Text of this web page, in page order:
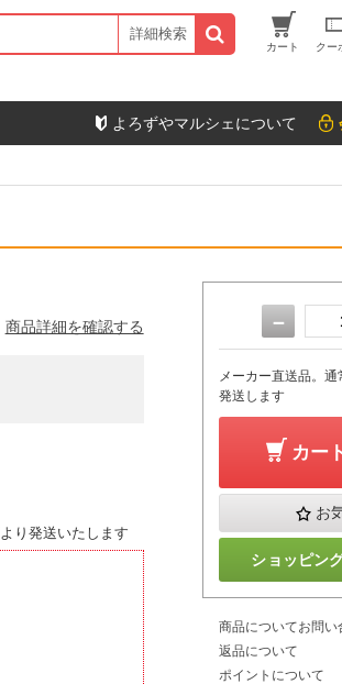
詳細検索
カート クー
よろずやマルシェについて
商品詳細を確認する
り発送いたします
－
メーカー直送品。
発送します
カー
お
ショッピン
商品についてお問い
返品について
ポイントについて